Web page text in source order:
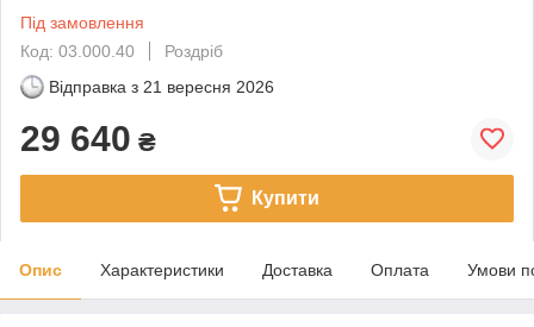
Під замовлення
Код: 03.000.40
Роздріб
Відправка з 21 вересня 2026
29 640 ₴
Купити
Опис Характеристики Доставка Оплата Умови